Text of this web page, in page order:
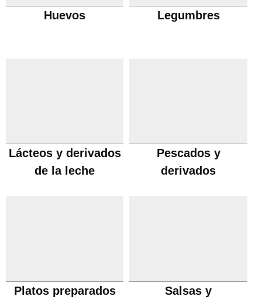
Huevos Legumbres
Lácteos y derivados
de la leche
Pescados y
derivados
Platos preparados
Salsas y